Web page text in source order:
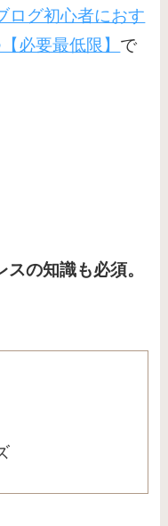
ログ初心者におす
必要最低限】 で
の知識も必須。